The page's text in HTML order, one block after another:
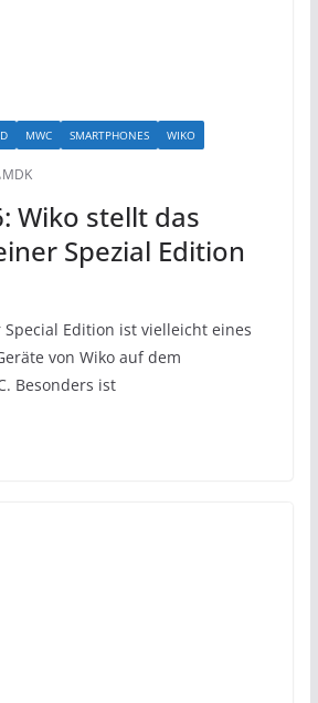
MWC SMARTPHONES WIKO
MDK
Wiko stellt das
Spezial Edition
Special Edition ist vielleicht eines
von Wiko auf dem
Besonders ist